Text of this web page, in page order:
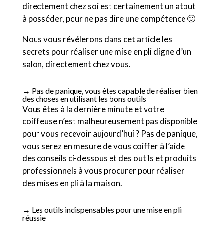
directement chez soi est certainement un atout
à posséder, pour ne pas dire une compétence 🙂
Nous vous révélerons dans cet article les
secrets pour réaliser une mise en pli digne d’un
salon, directement chez vous.
→ Pas de panique, vous êtes capable de réaliser bien
des choses en utilisant les bons outils
Vous êtes à la dernière minute et votre
coiffeuse n’est malheureusement pas disponible
pour vous recevoir aujourd’hui ? Pas de panique,
vous serez en mesure de vous coiffer à l’aide
des conseils ci-dessous et des outils et produits
professionnels à vous procurer pour réaliser
des mises en pli à la maison.
→ Les outils indispensables pour une mise en pli
réussie